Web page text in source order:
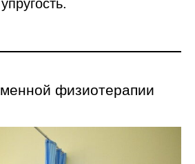
физиотерапии